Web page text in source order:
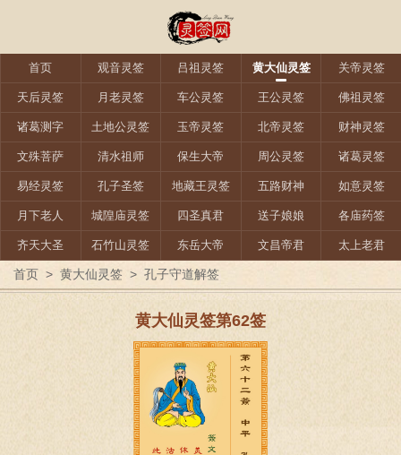
首页 观音灵签 吕祖灵签 黄大仙灵签 关帝灵签
天后灵签 月老灵签 车公灵签 王公灵签 佛祖灵签
诸葛测字 土地公灵签 玉帝灵签 北帝灵签 财神灵签
文殊菩萨 清水祖师 保生大帝 周公灵签 诸葛灵签
易经灵签 孔子圣签 地藏王灵签 五路财神 如意灵签
月下老人 城隍庙灵签 四圣真君 送子娘娘 各庙药签
齐天大圣 石竹山灵签 东岳大帝 文昌帝君 太上老君
首页 > 黄大仙灵签 > 孔子守道解签
黄大仙灵签第62签